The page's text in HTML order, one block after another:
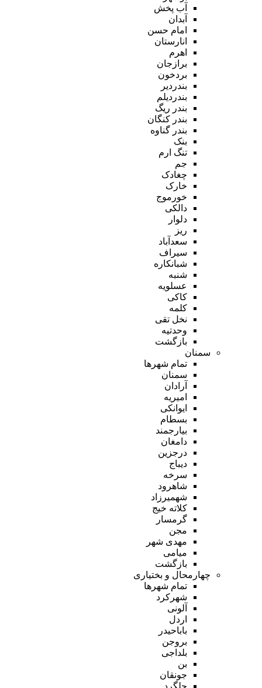
آب پخش
آبدان
امام حسن
انارستان
اهرم
برازجان
بردخون
بندردیر
بندردیلم
بندر ریگ
بندر کنگان
بندر گناوه
بنک
تنگ ارم
جم
چغادک
خارک
خورموج
دالکی
دلوار
ریز
سعدآباد
سیراف
شبانکاره
شنبه
عسلویه
کاکی
کلمه
نخل تقی
وحدتیه
بازگشت
سمنان
تمام شهر‌ها
سمنان
آرادان
امیریه
ایوانکی
بسطام
بیارجمند
دامغان
درجزین
دیباج
سرخه
شاهرود
شهمیرزاد
کلاته خیج
گرمسار
مجن
مهدی شهر
میامی
بازگشت
چهارمحال و بختیاری
تمام شهر‌ها
شهرکرد
آلونی
اردل
باباحیدر
بروجن
بلداجی
بن
جونقان
چلگرد